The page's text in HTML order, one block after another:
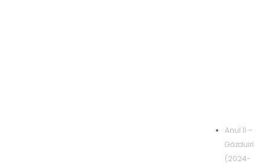
Anul II –
Găzduiri
(2024-